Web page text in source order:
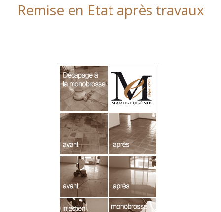
Remise en Etat après travaux